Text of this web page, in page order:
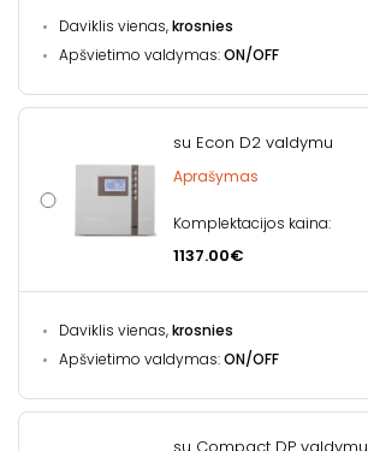
Daviklis vienas,krosnies
Apšvietimo valdymas:ON/OFF
su Econ D2 valdymu
Aprašymas
Komplektacijos kaina:
1137.00€
Daviklis vienas,krosnies
Apšvietimo valdymas:ON/OFF